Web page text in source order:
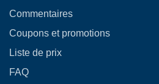
Commentaires
Coupons et promotions
Liste de prix
FAQ